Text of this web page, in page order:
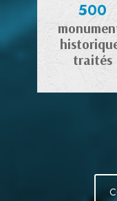
500
traités